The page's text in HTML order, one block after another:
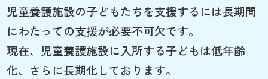
児童養護施設の子どもたちを支援するには長期間
にわたっての支援が必要不可欠です。
現在、児童養護施設に入所する子どもは低年齢
化、さらに長期化しております。